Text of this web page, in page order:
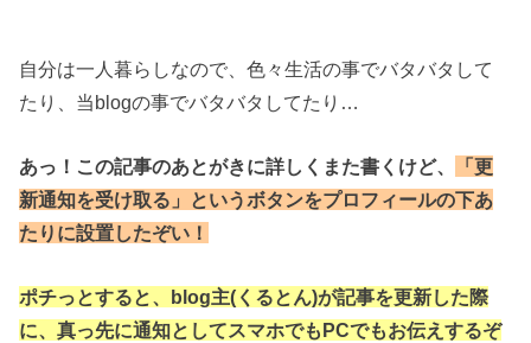
自分は一人暮らしなので、色々生活の事でバタバタして
たり、当blogの事でバタバタしてたり…
あっ！この記事のあとがきに詳しくまた書くけど、
「更
新通知を受け取る」というボタンをプロフィールの下あ
たりに設置したぞい！
ポチっとすると、blog主(くるとん)が記事を更新した際
に、真っ先に通知としてスマホでもPCでもお伝えするぞ